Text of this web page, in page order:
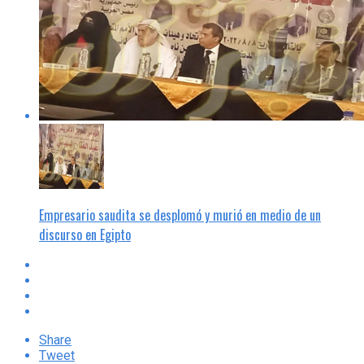
Empresario saudita se desplomó y murió en medio de un
discurso en Egipto
Share
Tweet